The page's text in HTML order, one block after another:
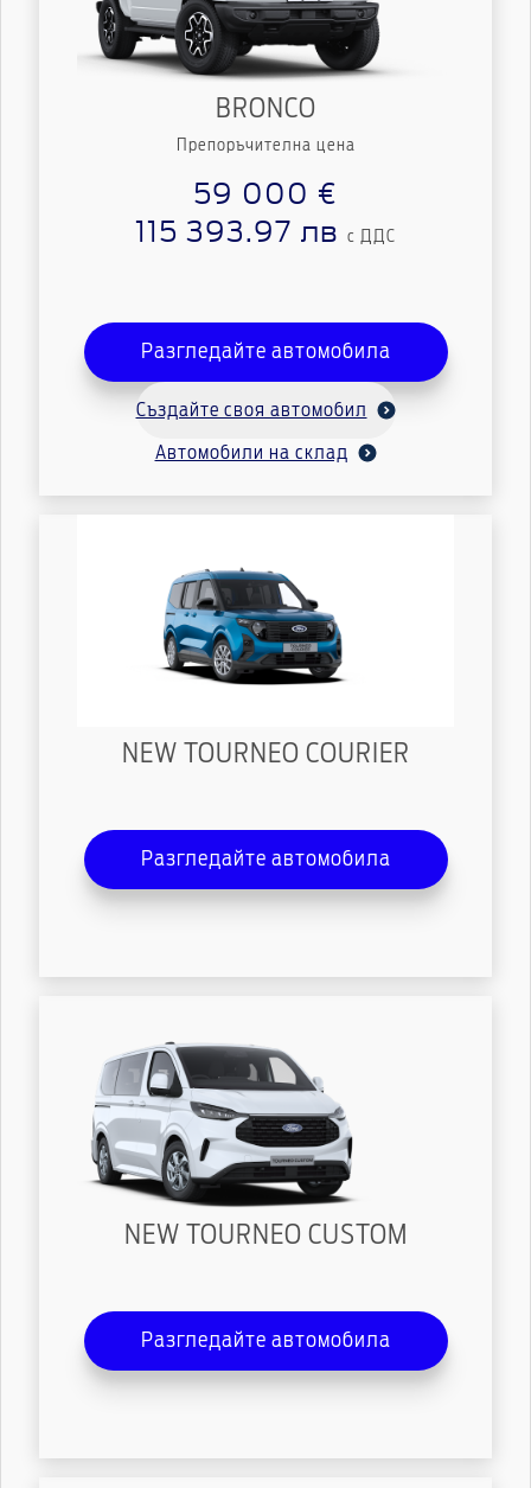
BRONCO
Препоръчителна цена
59 000 €
115 393.97 лв
с ДДС
Разгледайте автомобила
Създайте своя автомобил
Автомобили на склад
NEW TOURNEO COURIER
Разгледайте автомобила
NEW TOURNEO CUSTOM
Разгледайте автомобила